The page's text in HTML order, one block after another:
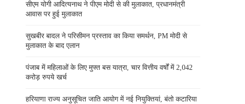
सीएम योगी आदित्यनाथ ने पीएम मोदी से की मुलाकात, प्रधानमंत्री
आवास पर हुई मुलाकात
सुखबीर बादल ने परिसीमन प्रस्ताव का किया समर्थन, PM मोदी से
मुलाकात के बाद एलान
पंजाब में महिलाओं के लिए मुफ्त बस यात्रा, चार वित्तीय वर्षों में 2,042
करोड़ रुपये खर्च
हरियाणा राज्य अनुसूचित जाति आयोग में नई नियुक्तियां, बंतो कटारिया